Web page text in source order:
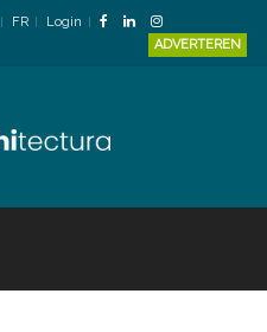
FR
Login
ADVERTEREN